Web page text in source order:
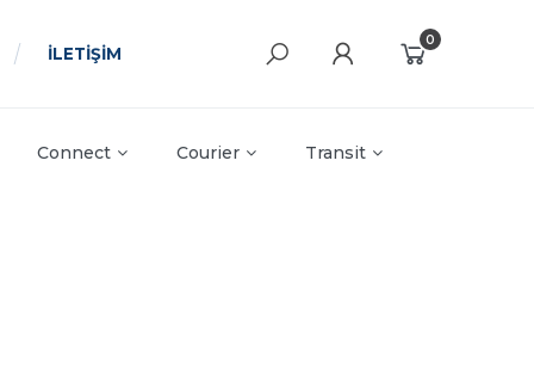
İLETİŞİM
0
Connect Courier Transit